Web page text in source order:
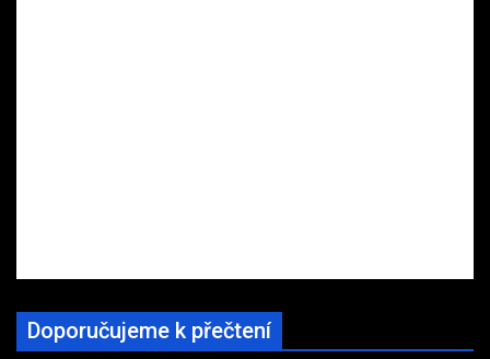
Doporučujeme k přečtení